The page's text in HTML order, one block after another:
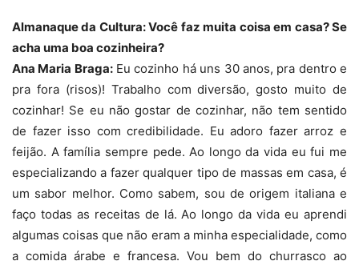
Almanaque da Cultura: Você faz muita coisa em casa? Se
acha uma boa cozinheira?
Ana Maria Braga:Eu cozinho há uns 30 anos, pra dentro e
pra fora (risos)! Trabalho com diversão, gosto muito de
cozinhar! Se eu não gostar de cozinhar, não tem sentido
de fazer isso com credibilidade. Eu adoro fazer arroz e
feijão. A família sempre pede. Ao longo da vida eu fui me
especializando a fazer qualquer tipo de massas em casa, é
um sabor melhor. Como sabem, sou de origem italiana e
faço todas as receitas de lá. Ao longo da vida eu aprendi
algumas coisas que não eram a minha especialidade, como
a comida árabe e francesa. Vou bem do churrasco ao